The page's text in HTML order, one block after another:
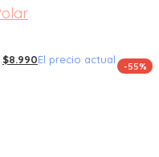
$8.990El precio actual
-55%